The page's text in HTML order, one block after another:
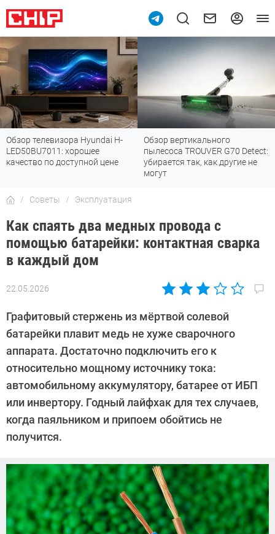
Hyundai H-
хорошее
цене
Обзор вертикального
пылесоса TROUVER G70 Detect:
убирается так, как другие не
Топ-8
Fi 7: все
стандарта
Советы Эксплуатация
Как спаять два медных провода с
помощью батарейки: контактная сварка
в каждый дом
22.05.2026
Автор:
Ивовый
Графитовый стержень из мёртвой солевой
батарейки плавит медь не хуже сварочного
аппарата. Достаточно подключить его к
относительно мощному источнику тока:
автомобильному аккумулятору, батарее от ИБП
или инвертору. Годный лайфхак для тех случаев,
когда паяльником и припоем обойтись не
получится.